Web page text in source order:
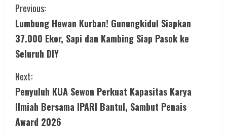
C
o
n
t
i
n
Previous:
Lumbung Hewan Kurban! Gunungkidul Siapkan
37.000 Ekor, Sapi dan Kambing Siap Pasok ke
Seluruh DIY
Next:
Penyuluh KUA Sewon Perkuat Kapasitas Karya
Ilmiah Bersama IPARI Bantul, Sambut Penais
Award 2026